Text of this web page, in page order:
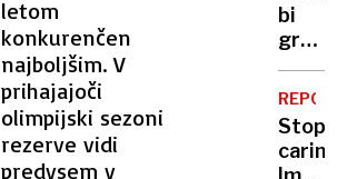
letom
konkurenčen
najboljšim. V
prihajajoči
olimpijski sezoni
rezerve vidi
predvsem v
krilu
letala
bi
gradila
svojo
Stop,
carina!